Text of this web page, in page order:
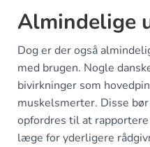
Almindelige
Dog er der også
med brugen. Nogle
bivirkninger som
muskelsmerter. Disse
opfordres til at
læge for yderligere